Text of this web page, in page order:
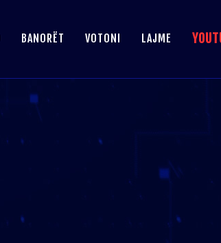
BANORËT VOTONI LAJME